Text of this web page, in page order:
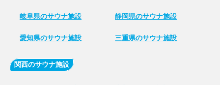
岐阜県のサウナ施設 静岡県のサウナ施設
愛知県のサウナ施設 三重県のサウナ施設
関西のサウナ施設